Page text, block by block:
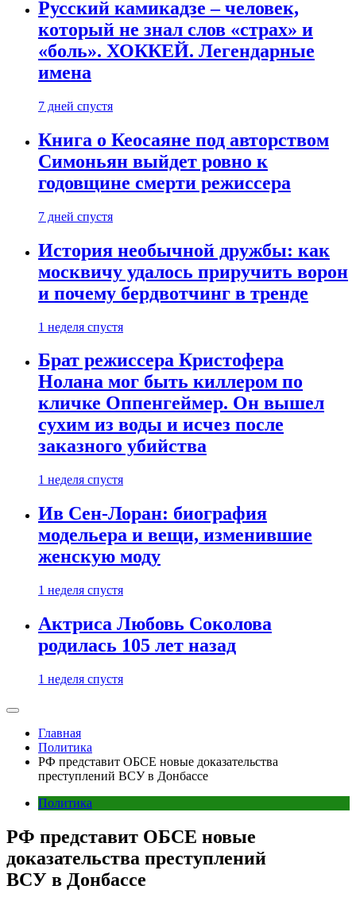
Русский камикадзе – человек,
который не знал слов «страх» и
«боль». ХОККЕЙ. Легендарные
имена
7 дней спустя
Книга о Кеосаяне под авторством
Симоньян выйдет ровно к
годовщине смерти режиссера
7 дней спустя
История необычной дружбы: как
москвичу удалось приручить ворон
и почему бердвотчинг в тренде
1 неделя спустя
Брат режиссера Кристофера
Нолана мог быть киллером по
кличке Оппенгеймер. Он вышел
сухим из воды и исчез после
заказного убийства
1 неделя спустя
Ив Сен-Лоран: биография
модельера и вещи, изменившие
женскую моду
1 неделя спустя
Актриса Любовь Соколова
родилась 105 лет назад
1 неделя спустя
Главная
Политика
РФ представит ОБСЕ новые доказательства
преступлений ВСУ в Донбассе
Политика
РФ представит ОБСЕ новые
доказательства преступлений
ВСУ в Донбассе